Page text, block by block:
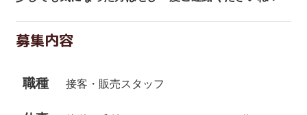
募集内容
職種 接客・販売スタッフ